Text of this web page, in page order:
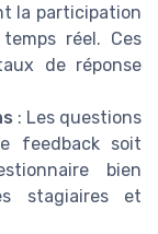
la participation
réel. Ces
de réponse
: Les questions
feedback soit
bien
stagiaires et